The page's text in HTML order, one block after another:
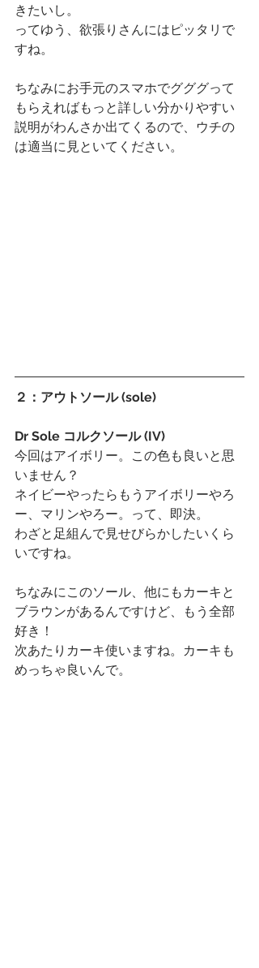
きたいし。
ってゆう、欲張りさんにはピッタリで
すね。
ちなみにお手元のスマホでグググって
もらえればもっと詳しい分かりやすい
説明がわんさか出てくるので、ウチの
は適当に見といてください。
２：アウトソール (sole)
Dr Sole コルクソール (IV)
今回はアイボリー。この色も良いと思
いません？
ネイビーやったらもうアイボリーやろ
ー、マリンやろー。って、即決。
わざと足組んで見せびらかしたいくら
いですね。
ちなみにこのソール、他にもカーキと
ブラウンがあるんですけど、もう全部
好き！
次あたりカーキ使いますね。カーキも
めっちゃ良いんで。